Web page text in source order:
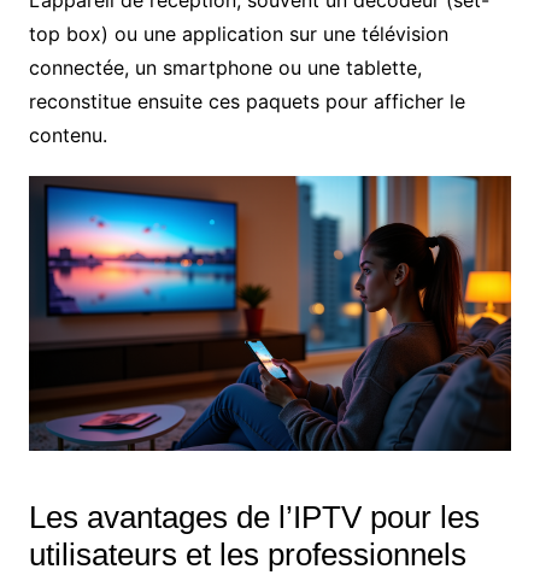
top box) ou une application sur une télévision
connectée, un smartphone ou une tablette,
reconstitue ensuite ces paquets pour afficher le
contenu.
Les avantages de l’IPTV pour les
utilisateurs et les professionnels